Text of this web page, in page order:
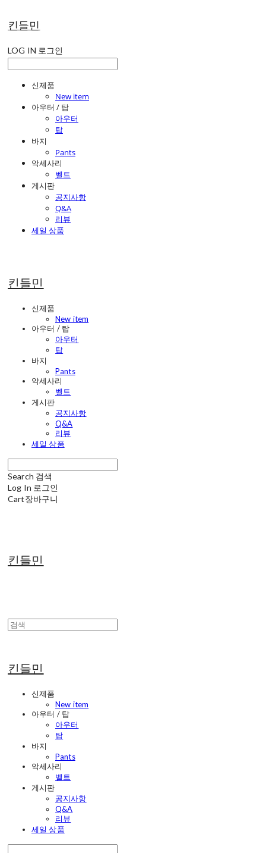
킨들민
LOG IN 로그인
신제품
New item
아우터 / 탑
아우터
탑
바지
Pants
악세사리
벨트
게시판
공지사항
Q&A
리뷰
세일 상품
킨들민
신제품
New item
아우터 / 탑
아우터
탑
바지
Pants
악세사리
벨트
게시판
공지사항
Q&A
리뷰
세일 상품
Search 검색
Log In 로그인
Cart장바구니
킨들민
킨들민
신제품
New item
아우터 / 탑
아우터
탑
바지
Pants
악세사리
벨트
게시판
공지사항
Q&A
리뷰
세일 상품